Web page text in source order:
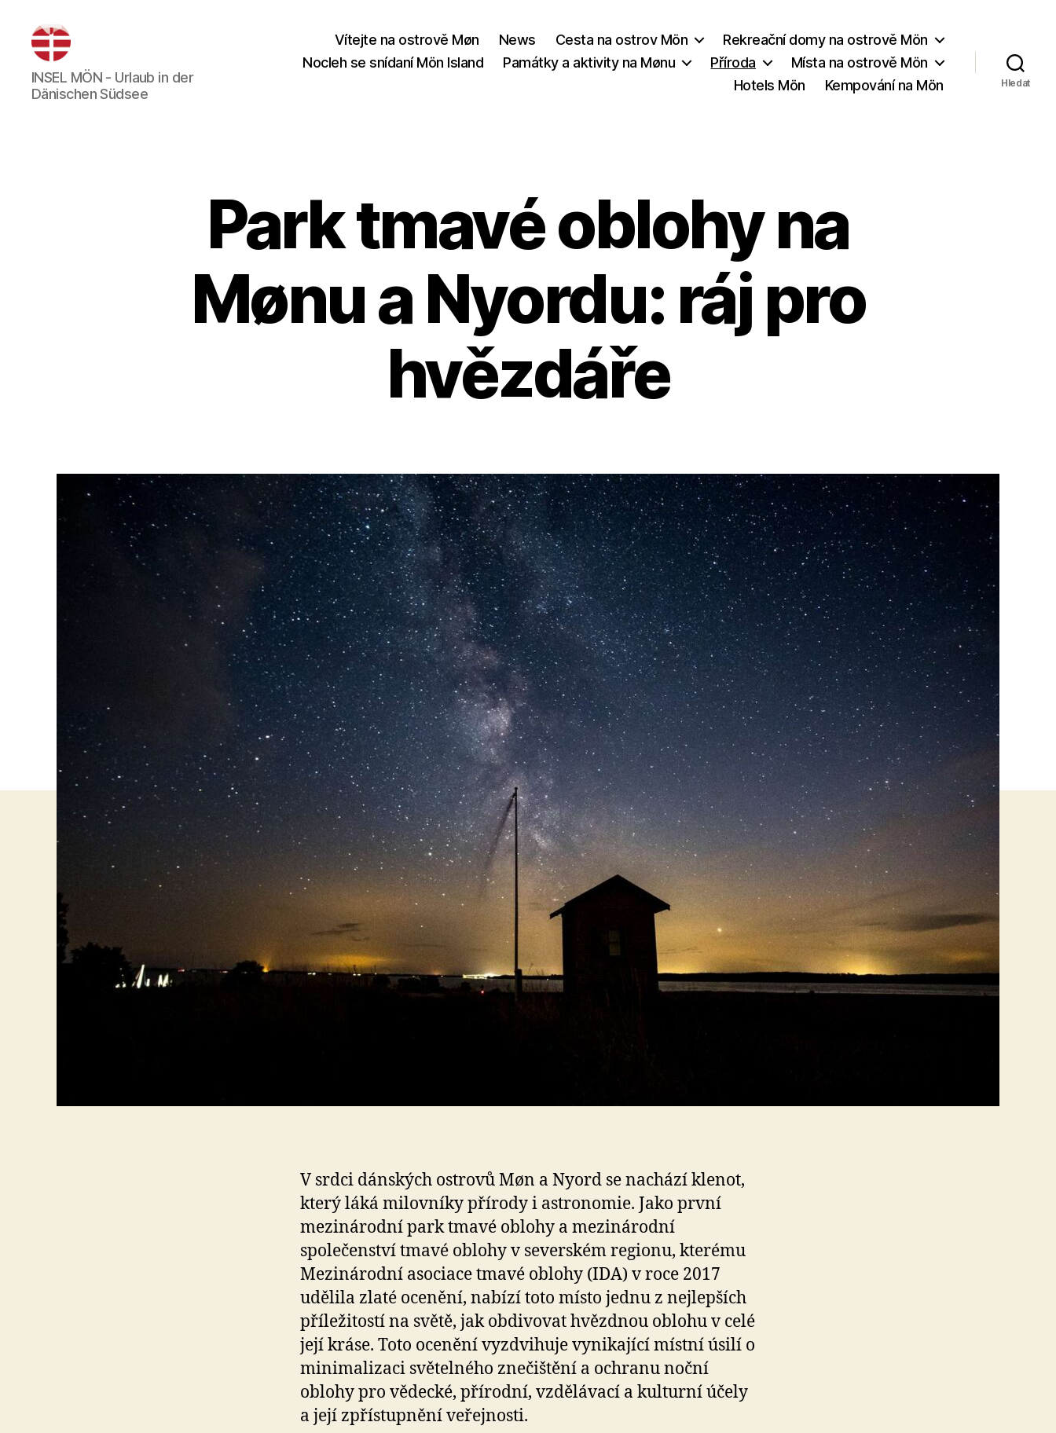
Insel
Mön
INSEL MÖN - Urlaub in der
Dänischen Südsee
Vítejte na ostrově Møn News Cesta na ostrov Mön
Rekreační domy na ostrově Mön
Nocleh se snídaní Mön Island
Památky a aktivity na Mønu Příroda
Místa na ostrově Mön
Hotels Mön
Kempování na Mön Hledat
Park tmavé oblohy na
Mønu a Nyordu: ráj pro
hvězdáře
V srdci dánských ostrovů Møn a Nyord se nachází klenot,
který láká milovníky přírody i astronomie. Jako první
mezinárodní park tmavé oblohy a mezinárodní
společenství tmavé oblohy v severském regionu, kterému
Mezinárodní asociace tmavé oblohy (IDA) v roce 2017
udělila zlaté ocenění, nabízí toto místo jednu z nejlepších
příležitostí na světě, jak obdivovat hvězdnou oblohu v celé
její kráse. Toto ocenění vyzdvihuje vynikající místní úsilí o
minimalizaci světelného znečištění a ochranu noční
oblohy pro vědecké, přírodní, vzdělávací a kulturní účely
a její zpřístupnění veřejnosti.